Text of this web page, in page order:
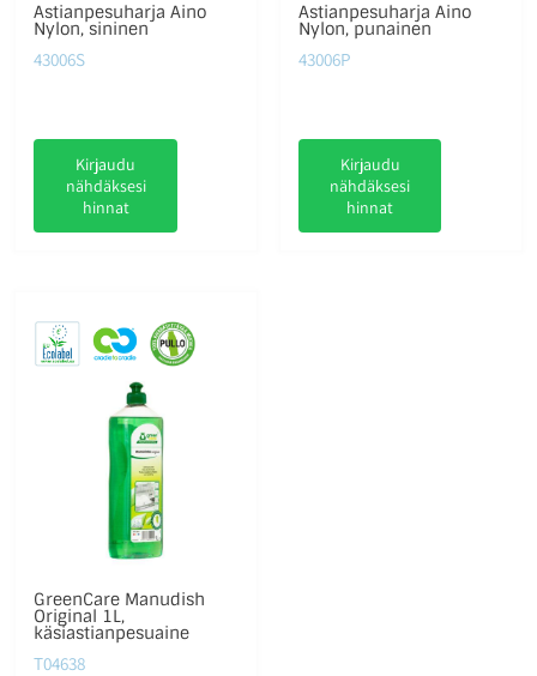
Astianpesuharja Aino
Nylon, sininen
43006S
Kirjaudu
nähdäksesi
hinnat
Astianpesuharja Aino
Nylon, punainen
43006P
Kirjaudu
nähdäksesi
hinnat
GreenCare Manudish
Original 1L,
käsiastianpesuaine
T04638